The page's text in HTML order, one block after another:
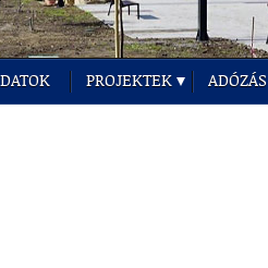
PROJEKTEK ADÓZÁS